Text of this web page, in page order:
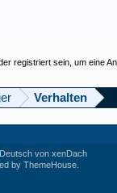
registriert sein, um eine
Verhalten
Deutsch von xenDach
by ThemeHouse